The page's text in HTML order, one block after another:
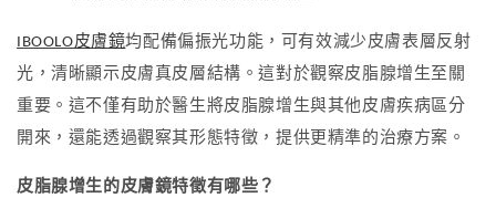
IBOOLO皮膚鏡均配備偏振光功能，可有效減少皮膚表層反射
光，清晰顯示皮膚真皮層結構。這對於觀察皮脂腺增生至關
重要。這不僅有助於醫生將皮脂腺增生與其他皮膚疾病區分
開來，還能透過觀察其形態特徵，提供更精準的治療方案。
皮脂腺增生的皮膚鏡特徵有哪些？